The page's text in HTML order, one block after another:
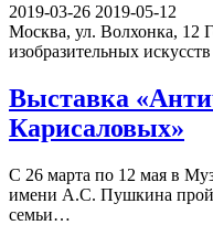
2019-03-26 2019-05-12
Москва, ул. Волхонка, 12
изобразительных
Выставка
Карисаловых»
С 26 марта по 12 мая в
имени А.С. Пушкина
семьи…